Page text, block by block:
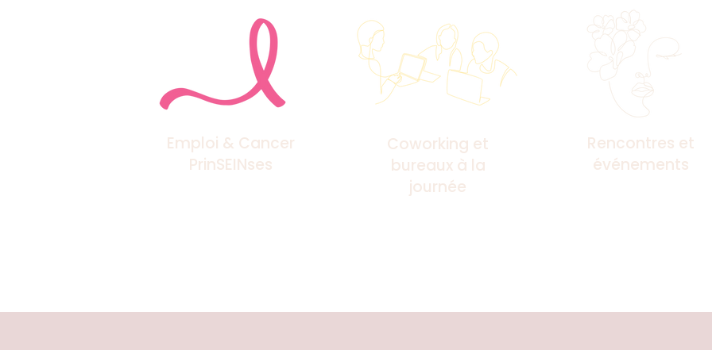
Emploi & Cancer
PrinSEINses
Coworking et
bureaux à la
journée
Rencontres et
événements